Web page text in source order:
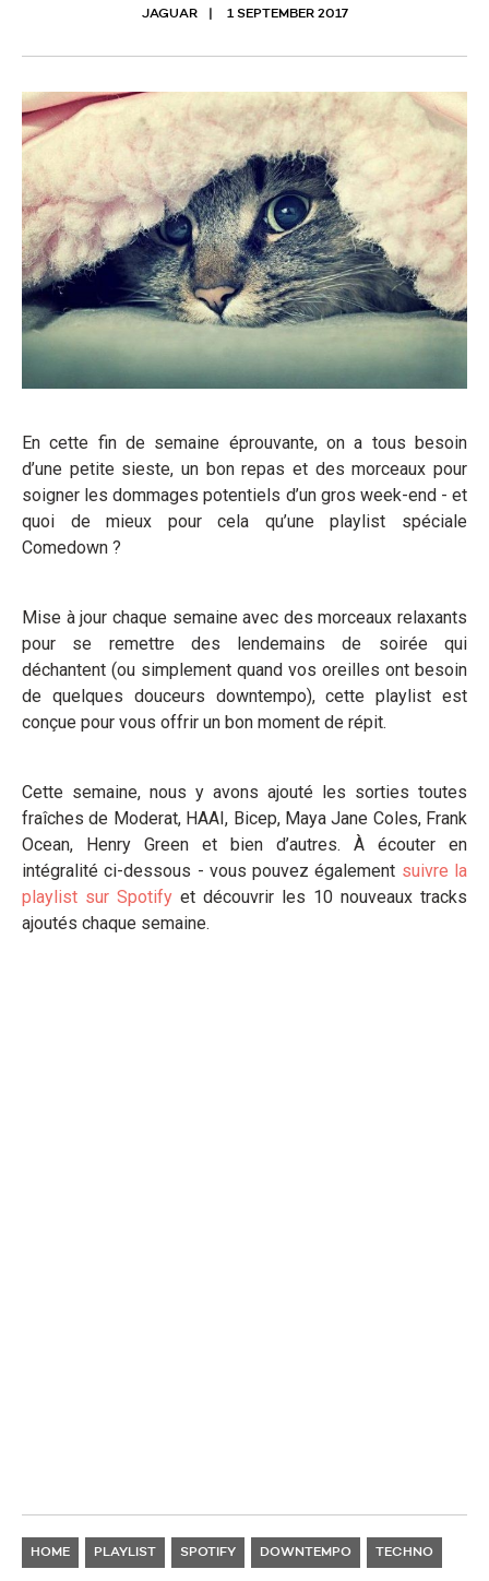
JAGUAR 1 SEPTEMBER 2017
En cette fin de semaine éprouvante, on a tous besoin
d’une petite sieste, un bon repas et des morceaux pour
soigner les dommages potentiels d’un gros week-end - et
quoi de mieux pour cela qu’une playlist spéciale
Comedown ?
Mise à jour chaque semaine avec des morceaux relaxants
pour se remettre des lendemains de soirée qui
déchantent (ou simplement quand vos oreilles ont besoin
de quelques douceurs downtempo), cette playlist est
conçue pour vous offrir un bon moment de répit.
Cette semaine, nous y avons ajouté les sorties toutes
fraîches de Moderat, HAAI, Bicep, Maya Jane Coles, Frank
Ocean, Henry Green et bien d’autres. À écouter en
intégralité ci-dessous - vous pouvez également suivre la
playlist sur Spotify et découvrir les 10 nouveaux tracks
ajoutés chaque semaine.
HOME PLAYLIST SPOTIFY DOWNTEMPO TECHNO